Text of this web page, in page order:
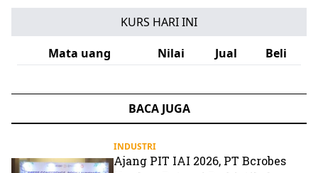
KURS HARI INI
Mata uang
Nilai Jual Beli
BACA JUGA
INDUSTRI
Ajang PIT IAI 2026, PT Bcrobes